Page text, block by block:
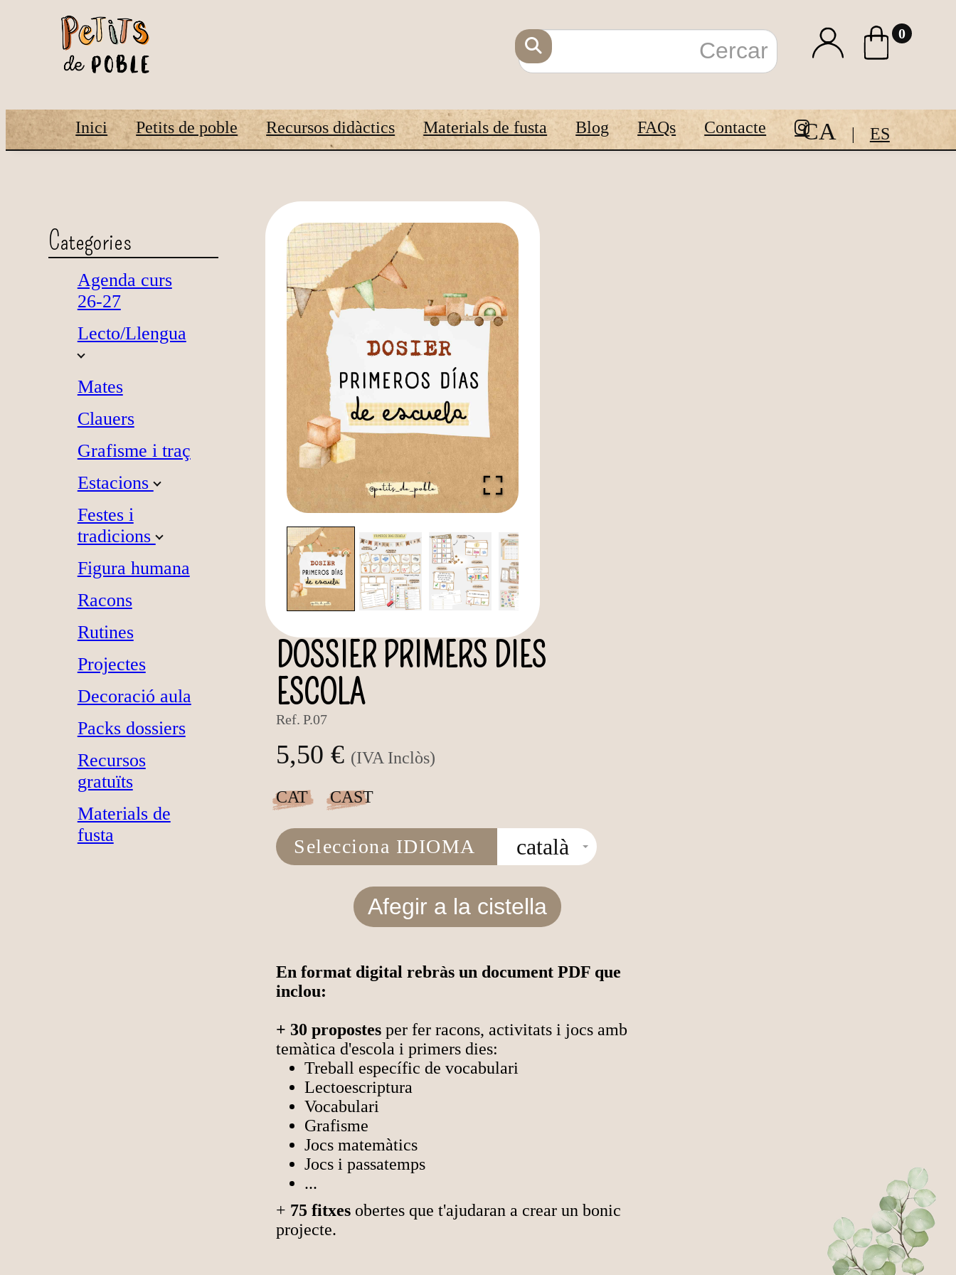
0
Inici Petits de poble Recursos didàctics Materials de fusta Blog FAQs Contacte CA ES
Categories
Agenda curs
26-27
Lecto/Llengua
Mates
Clauers
Grafisme i traç
Estacions
Festes i
tradicions
Figura humana
Racons
Rutines
Projectes
Decoració aula
Packs dossiers
Recursos
gratuïts
Materials de
fusta
DOSSIER PRIMERS DIES
ESCOLA
En format digital rebràs un document PDF que
inclou:
+ 30 propostesper fer racons, activitats i jocs amb
temàtica d'escola i primers dies:
Treball específic de vocabulari
Lectoescriptura
Vocabulari
Grafisme
Jocs matemàtics
Jocs i passatemps
...
+ 75 fitxes obertes que t'ajudaran a crear un bonic
projecte.
CAT CAST
Ref. P.07
5,50 € (IVA Inclòs)
Selecciona IDIOMA català
Afegir a la cistella